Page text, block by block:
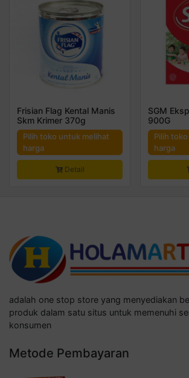
Frisian Flag Kental Manis
Skm Krimer 370g
Pilih toko untuk melihat
harga
Detail
SGM
900G
Pilih
harga
adalah one stop store yang menyediakan
produk dalam satu situs untuk memenuhi
konsumen
Metode Pembayaran